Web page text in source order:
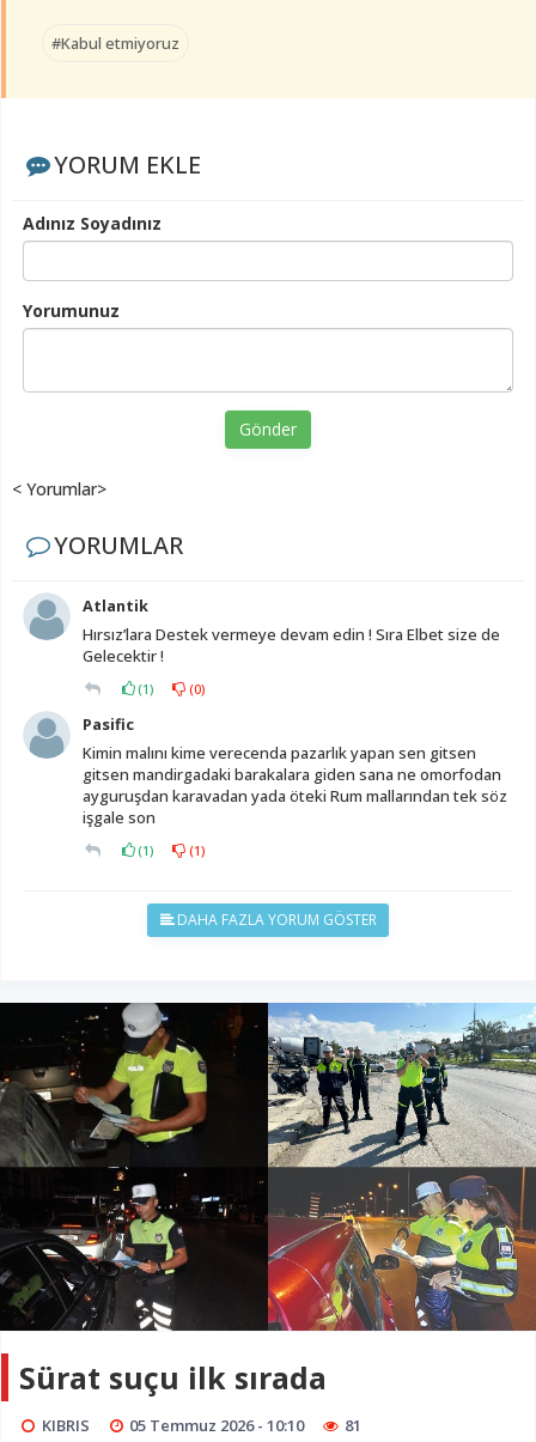
#Kabul etmiyoruz
YORUM EKLE
Adınız Soyadınız
Yorumunuz
Gönder
< Yorumlar>
YORUMLAR
Atlantik
Hırsız’lara Destek vermeye devam edin ! Sıra Elbet size de
Gelecektir !
(1) (0)
Pasific
Kimin malını kime verecenda pazarlık yapan sen gitsen
gitsen mandirgadaki barakalara giden sana ne omorfodan
ayguruşdan karavadan yada öteki Rum mallarından tek söz
işgale son
(1) (1)
DAHA FAZLA YORUM GÖSTER
Sürat suçu ilk sırada
KIBRIS 05 Temmuz 2026 - 10:10 81